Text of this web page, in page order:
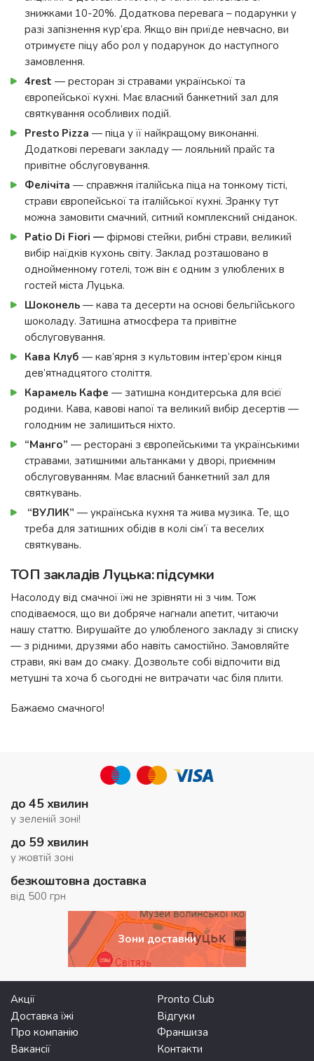
знижками 10-20%. Додаткова перевага – подарунки у
разі запізнення кур’єра. Якщо він приїде невчасно, ви
отримуєте піцу або рол у подарунок до наступного
замовлення.
4rest — ресторан зі стравами української та
європейської кухні. Має власний банкетний зал для
святкування особливих подій.
Presto Pizza — піца у її найкращому виконанні.
Додаткові переваги закладу — лояльний прайс та
привітне обслуговування.
Фелічіта — справжня італійська піца на тонкому тісті,
страви європейської та італійської кухні. Зранку тут
можна замовити смачний, ситний комплексний сніданок.
Patio Di Fiori — фірмові стейки, рибні страви, великий
вибір наїдків кухонь світу. Заклад розташовано в
однойменному готелі, тож він є одним з улюблених в
гостей міста Луцька.
Шоконель — кава та десерти на основі бельгійського
шоколаду. Затишна атмосфера та привітне
обслуговування.
Кава Клуб — кав’ярня з культовим інтер’єром кінця
дев’ятнадцятого століття.
Карамель Кафе — затишна кондитерська для всієї
родини. Кава, кавові напої та великий вибір десертів —
голодним не залишиться ніхто.
“Манго” — ресторані з європейськими та українськими
стравами, затишними альтанками у дворі, приємним
обслуговуванням. Має власний банкетний зал для
святкувань.
“ВУЛИК” — українська кухня та жива музика. Те, що
треба для затишних обідів в колі сім’ї та веселих
святкувань.
ТОП закладів Луцька: підсумки
Насолоду від смачної їжі не зрівняти ні з чим. Тож
сподіваємося, що ви добряче нагнали апетит, читаючи
нашу статтю. Вирушайте до улюбленого закладу зі списку
— з рідними, друзями або навіть самостійно. Замовляйте
страви, які вам до смаку. Дозвольте собі відпочити від
метушні та хоча б сьогодні не витрачати час біля плити.
Бажаємо смачного!
до 45 хвилин
у зеленій зоні!
до 59 хвилин
у жовтій зоні
безкоштовна доставка
від 500 грн
Зони доставки
Акції
Pronto Club
Доставка їжі
Відгуки
Про компанію
Франшиза
Вакансії
Контакти